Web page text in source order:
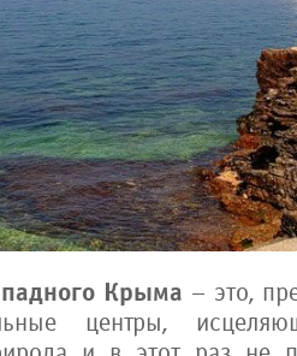
Крыма – это,
центры,